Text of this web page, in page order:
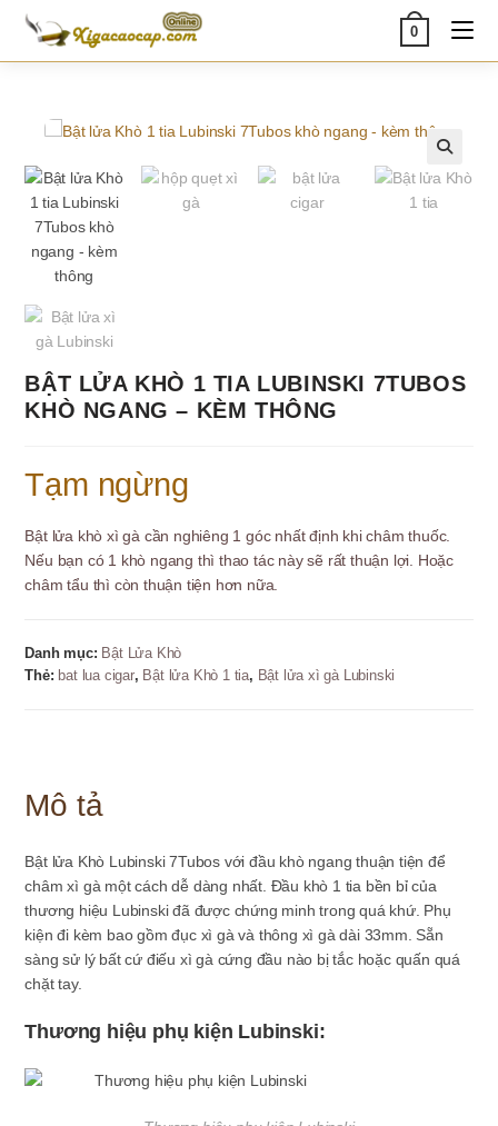
Skip
content
0
🔍
BẬT LỬA KHÒ 1 TIA LUBINSKI 7TUBOS
KHÒ NGANG – KÈM THÔNG
Tạm ngừng
Bật lửa khò xì gà cần nghiêng 1 góc nhất định khi châm thuốc.
Nếu bạn có 1 khò ngang thì thao tác này sẽ rất thuận lợi. Hoặc
châm tẩu thì còn thuận tiện hơn nữa.
Danh mục: Bật Lửa Khò
Thẻ: bat lua cigar, Bật lửa Khò 1 tia, Bật lửa xì gà Lubinski
Mô tả
Bật lửa Khò Lubinski 7Tubos với đầu khò ngang thuận tiện để
châm xì gà một cách dễ dàng nhất. Đầu khò 1 tia bền bỉ của
thương hiệu Lubinski đã được chứng minh trong quá khứ. Phụ
kiện đi kèm bao gồm đục xì gà và thông xì gà dài 33mm. Sẵn
sàng sử lý bất cứ điếu xì gà cứng đầu nào bị tắc hoặc quấn quá
chặt tay.
Thương hiệu phụ kiện Lubinski: